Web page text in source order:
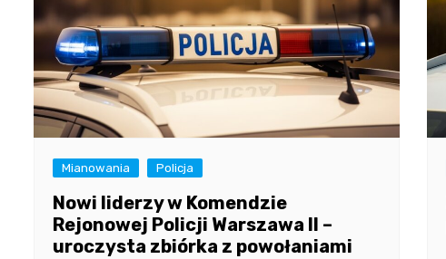
Mianowania Policja
Nowi liderzy w Komendzie
Rejonowej Policji Warszawa II –
uroczysta zbiórka z powołaniami